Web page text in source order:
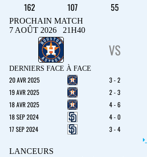
162 107 55
PROCHAIN MATCH
7 AOÛT 2026 21H40
VS
DERNIERS FACE À FACE
20 AVR 2025 3 - 2
19 AVR 2025
2 - 3
18 AVR 2025
4 - 6
18 SEP 2024
4 - 0
17 SEP 2024
3 - 4
LANCEURS